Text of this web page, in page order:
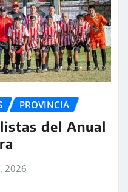
PROVINCIA
del Anual
2026